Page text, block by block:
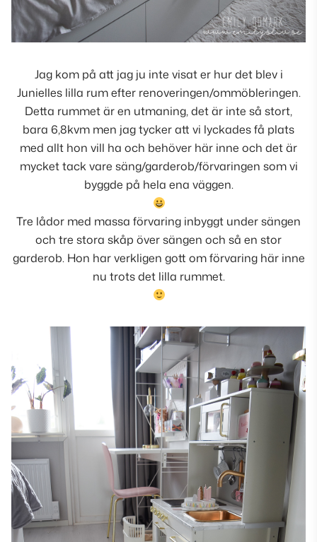
Jag kom på att jag ju inte visat er hur det blev i
Junielles lilla rum efter renoveringen/ommöbleringen.
Detta rummet är en utmaning, det är inte så stort,
bara 6,8kvm men jag tycker att vi lyckades få plats
med allt hon vill ha och behöver här inne och det är
mycket tack vare säng/garderob/förvaringen som vi
byggde på hela ena väggen.
Tre lådor med massa förvaring inbyggt under sängen
och tre stora skåp över sängen och så en stor
garderob. Hon har verkligen gott om förvaring här inne
nu trots det lilla rummet.